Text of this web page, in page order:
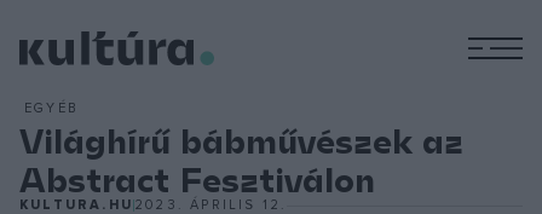
EGYÉB
Világhírű bábművészek az
Abstract Fesztiválon
KULTURA.HU 2023. ÁPRILIS 12.